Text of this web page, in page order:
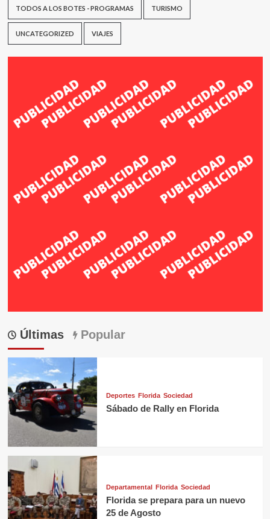
TODOS A LOS BOTES - PROGRAMAS TURISMO
UNCATEGORIZED VIAJES
Últimas Popular
Deportes Florida Sociedad
Sábado de Rally en Florida
Departamental Florida Sociedad
Florida se prepara para un nuevo
25 de Agosto